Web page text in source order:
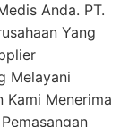
Anda. PT.
Yang
Melayani
Kami Menerima